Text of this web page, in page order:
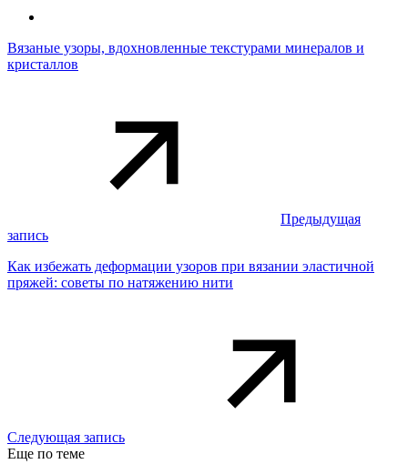
Вязаные узоры, вдохновленные текстурами минералов и
кристаллов
Предыдущая
запись
Как избежать деформации узоров при вязании эластичной
пряжей: советы по натяжению нити
Следующая запись
Еще по теме